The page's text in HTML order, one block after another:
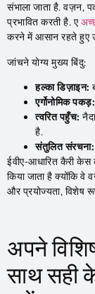
संभाला जाता है. वज़न,
प्रभावित करती है. ए
करने में आसान रहते हुए
जांचने योग्य मुख्य बिंदु:
हल्का डिज़ाइन:
एर्गोनोमिक पकड़:
त्वरित पहुँच:
है.
संतुलित संरचना:
ईवीए-आधारित कैरी केस
किया जाता है क्योंकि वे
और प्रयोज्यता, विशेष
अपने
साथ सही